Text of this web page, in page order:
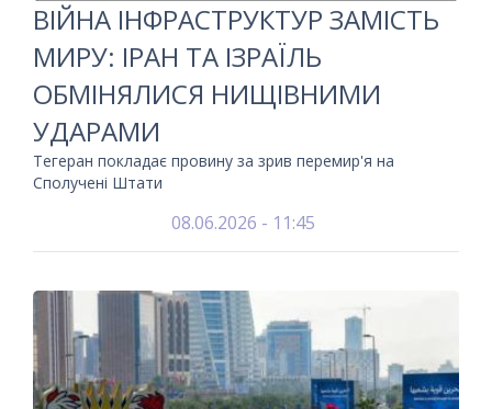
ВІЙНА ІНФРАСТРУКТУР ЗАМІСТЬ
МИРУ: ІРАН ТА ІЗРАЇЛЬ
ОБМІНЯЛИСЯ НИЩІВНИМИ
УДАРАМИ
Тегеран покладає провину за зрив перемир'я на
Сполучені Штати
08.06.2026 - 11:45